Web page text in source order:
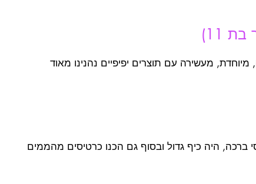
11)
מעשירה עם תוצרים יפיפיים נהנינו מאוד
היה כיף גדול ובסוף גם הכנו כרטיסים מהממים